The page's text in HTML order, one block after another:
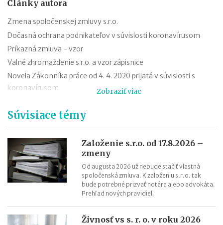
Články autora
Zmena spoločenskej zmluvy s.r.o.
Dočasná ochrana podnikateľov v súvislosti koronavírusom
Príkazná zmluva - vzor
Valné zhromaždenie s.r.o. a vzor zápisnice
Novela Zákonníka práce od 4. 4. 2020 prijatá v súvislosti s
koronavírusom
Dohoda o skončení pracovného pomeru - vzor
Výpoveď z organizačných dôvodov
Zámenná zmluva a jej vzor
Zákon o mimoriadnych opatreniach v justícii v súvislosti so
šírením koronavírusu
Zobraziť viac
Súvisiace témy
Založenie s.r.o. od 17.8.2026 –
zmeny
Od augusta 2026 už nebude stačiť vlastná
spoločenská zmluva. K založeniu s.r.o. tak
bude potrebné prizvať notára alebo advokáta.
Prehľad nových pravidiel.
Živnosť vs s. r. o. v roku 2026